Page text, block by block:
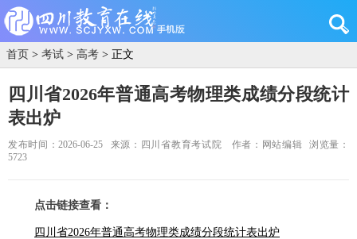
首页 > 考试 > 高考 > 正文
四川省2026年普通高考物理类成绩分段统计
表出炉
发布时间：2026-06-25 来源：四川省教育考试院 作者：网站编辑
浏览量：
5723
点击链接查看：
四川省2026年普通高考物理类成绩分段统计表出炉